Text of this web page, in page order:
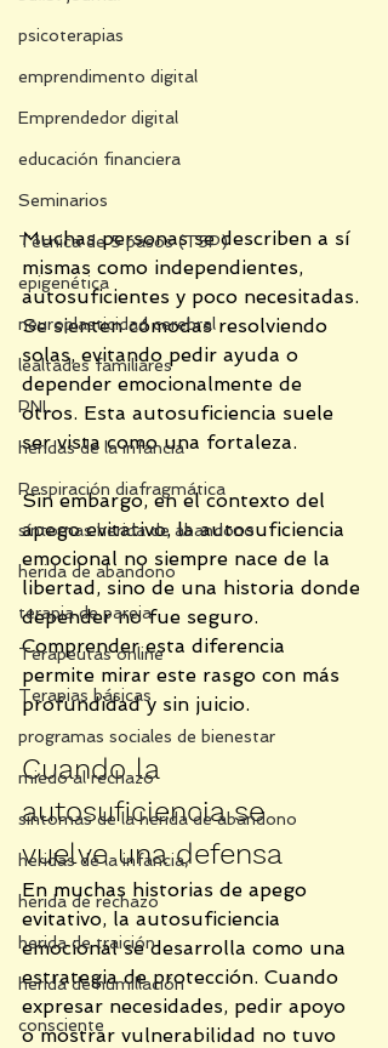
psicoterapias
emprendimento digital
Emprendedor digital
educación financiera
Seminarios
Técnica de 5 pasos (T5P)
epigenética
neuroplasticidad cerebral
lealtades familiares
PNL
heridas de la infancia
Respiración diafragmática
síntomas herida de abandono
herida de abandono
terapia de pareja
Terapeutas online
Terapias básicas
programas sociales de bienestar
miedo al rechazo
síntomas de la herida de abandono
heridas de la infancia,
herida de rechazo
herida de traición
herida de humillación
consciente
Muchas personas se describen a sí
mismas como independientes,
autosuficientes y poco necesitadas.
Se sienten cómodas resolviendo
solas, evitando pedir ayuda o
depender emocionalmente de
otros. Esta autosuficiencia suele
ser vista como una fortaleza.
Sin embargo, en el contexto del
apego evitativo, la autosuficiencia
emocional no siempre nace de la
libertad, sino de una historia donde
depender no fue seguro.
Comprender esta diferencia
permite mirar este rasgo con más
profundidad y sin juicio.
Cuando la
autosuficiencia se
vuelve una defensa
En muchas historias de apego
evitativo, la autosuficiencia
emocional se desarrolla como una
estrategia de protección. Cuando
expresar necesidades, pedir apoyo
o mostrar vulnerabilidad no tuvo